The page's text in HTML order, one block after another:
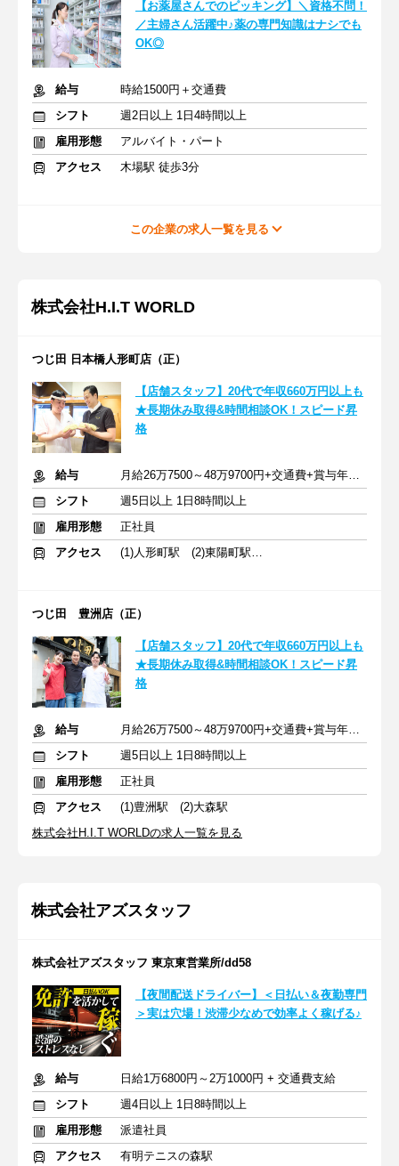
【お薬屋さんでのピッキング】＼資格不問！
／主婦さん活躍中♪薬の専門知識はナシでも
OK◎
給与
時給1500円＋交通費
シフト
週2日以上 1日4時間以上
雇用形態
アルバイト・パート
アクセス
木場駅 徒歩3分
この企業の求人一覧を見る
株式会社H.I.T WORLD
つじ田 日本橋人形町店（正）
【店舗スタッフ】20代で年収660万円以上も
★長期休み取得&時間相談OK！スピード昇
格
給与
月給26万7500～48万9700円+交通費+賞与年2回
シフト
週5日以上 1日8時間以上
雇用形態
正社員
アクセス
(1)人形町駅 (2)東陽町駅 (3)池袋駅
つじ田 豊洲店（正）
【店舗スタッフ】20代で年収660万円以上も
★長期休み取得&時間相談OK！スピード昇
格
給与
月給26万7500～48万9700円+交通費+賞与年2回
シフト
週5日以上 1日8時間以上
雇用形態
正社員
アクセス
(1)豊洲駅 (2)大森駅
株式会社H.I.T WORLDの求人一覧を見る
株式会社アズスタッフ
株式会社アズスタッフ 東京東営業所/dd58
【夜間配送ドライバー】＜日払い＆夜勤専門
＞実は穴場！渋滞少なめで効率よく稼げる♪
給与
日給1万6800円～2万1000円 + 交通費支給
シフト
週4日以上 1日8時間以上
雇用形態
派遣社員
アクセス
有明テニスの森駅